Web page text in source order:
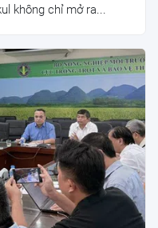
không chỉ mở ra...